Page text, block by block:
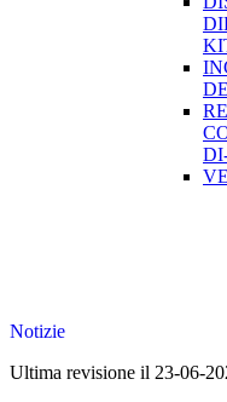
Notizie
Ultima revisione il 23-06-